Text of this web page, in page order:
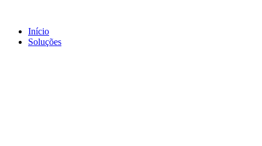
Início
Soluções